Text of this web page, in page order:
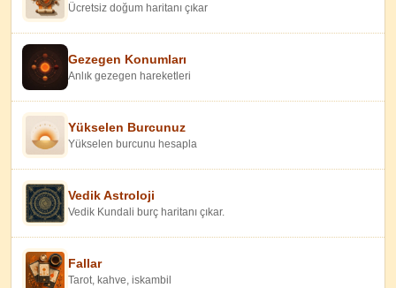
Ücretsiz doğum haritanı çıkar
Gezegen Konumları
Anlık gezegen hareketleri
Yükselen Burcunuz
Yükselen burcunu hesapla
Vedik Astroloji
Vedik Kundali burç haritanı çıkar.
Fallar
Tarot, kahve, iskambil